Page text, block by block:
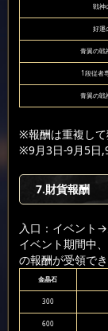
戦神
好運
青翼の戦
1段従者
青翼の戦
※報酬は重複して
※9月3日-9月5日
7.財貨報酬
入口：イベント →
イベント期間中
の報酬が受領でき
金晶石
300
600